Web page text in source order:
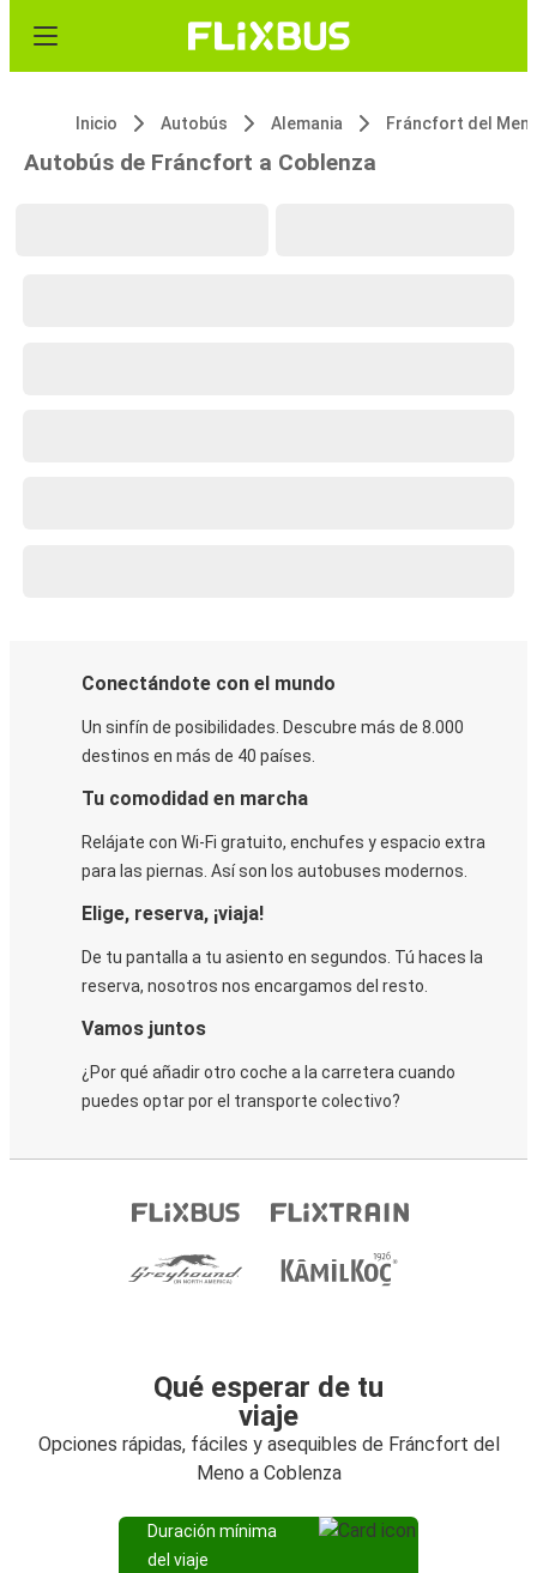
Inicio Autobús Alemania Fráncfort del
Autobús de Fráncfort a Coblenza
Conectándote con el mundo
Un sinfín de posibilidades. Descubre más de 8.000
destinos en más de 40 países.
Tu comodidad en marcha
Relájate con Wi-Fi gratuito, enchufes y espacio extra
para las piernas. Así son los autobuses modernos.
Elige, reserva, ¡viaja!
De tu pantalla a tu asiento en segundos. Tú haces la
reserva, nosotros nos encargamos del resto.
Vamos juntos
¿Por qué añadir otro coche a la carretera cuando
puedes optar por el transporte colectivo?
Qué esperar de tu
viaje
Opciones rápidas, fáciles y asequibles de Fráncfort del
Meno a Coblenza
Duración mínima
del viaje